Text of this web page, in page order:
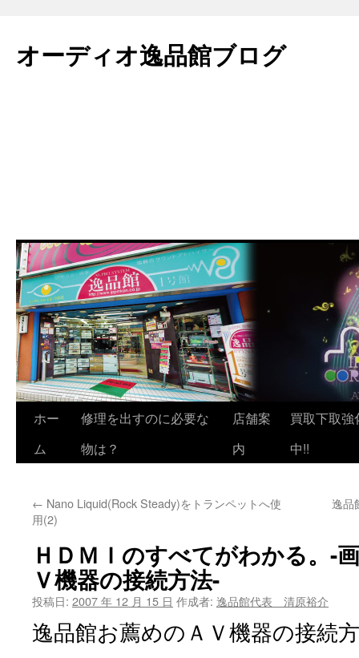
テ
ン
オーディオ逸品館ブログ
ホー
ム
修理を出すのに必要な
物は？
店舗案
内
買取下取強
中!!
← Nano Liquid(Rock Steady)をトランペットへ使
用(2)
逸品
ＨＤＭＩのすべてがわかる。-
Ｖ機器の接続方法-
投稿日: 2007 年 12 月 15 日 作成者: 逸品館代表 清原裕介
逸品館お薦めのＡＶ機器の接続